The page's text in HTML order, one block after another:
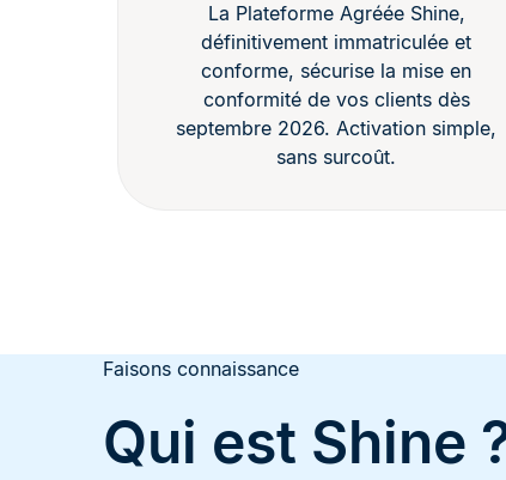
La Plateforme Agréée Shine,
définitivement immatriculée et
conforme, sécurise la mise en
conformité de vos clients dès
septembre 2026. Activation simple,
sans surcoût.
Faisons connaissance
Qui est Shine